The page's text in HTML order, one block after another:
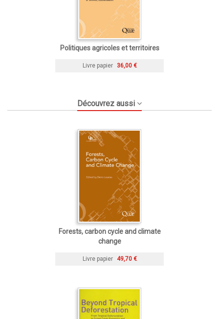
Politiques agricoles et territoires
Livre papier 36,00 €
Découvrez aussi
Forests, carbon cycle and climate
change
Livre papier 49,70 €